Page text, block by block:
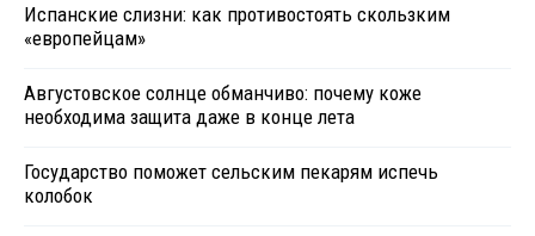
Испанские слизни: как противостоять скользким
«европейцам»
Августовское солнце обманчиво: почему коже
необходима защита даже в конце лета
Государство поможет сельским пекарям испечь
колобок